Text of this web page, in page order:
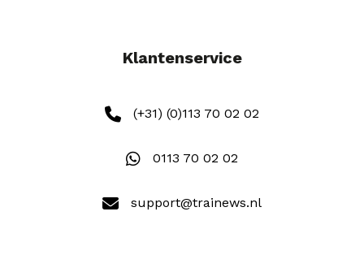
Klantenservice
(+31) (0)113 70 02 02
0113 70 02 02
support@trainews.nl